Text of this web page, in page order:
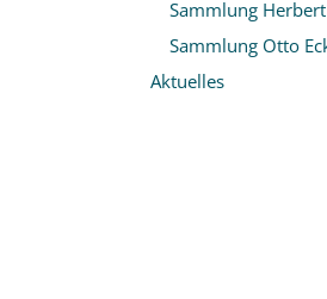
Sammlung
Sammlung Otto
Aktuelles